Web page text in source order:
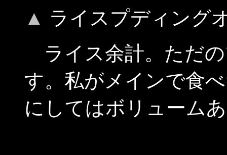
▲ ライスプディング
ライス余計。ただ
す。私がメインで食
にしてはボリューム